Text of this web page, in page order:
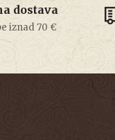
dostava
iznad 70 €